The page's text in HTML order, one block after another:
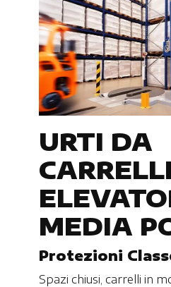
URTI DA
CARRELLI
MEDIA
Protezioni
Spazi chiusi, carrelli in